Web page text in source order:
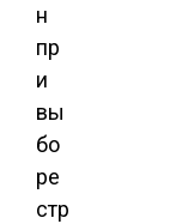
н
пр
и
вы
бо
ре
стр